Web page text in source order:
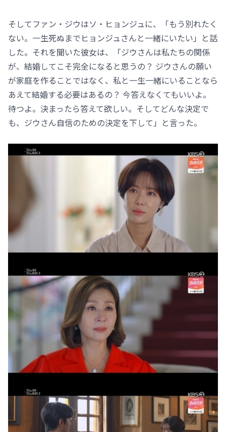
そしてファン・ジウはソ・ヒョンジュに、「もう別れたく
ない。一生死ぬまでヒョンジュさんと一緒にいたい」と話
した。それを聞いた彼女は、「ジウさんは私たちの関係
が、結婚してこそ完全になると思うの？ ジウさんの願い
が家庭を作ることではなく、私と一生一緒にいることなら
あえて結婚する必要はあるの？ 今答えなくてもいいよ。
待つよ。決まったら答えて欲しい。そしてどんな決定で
も、ジウさん自信のための決定を下して」と言った。